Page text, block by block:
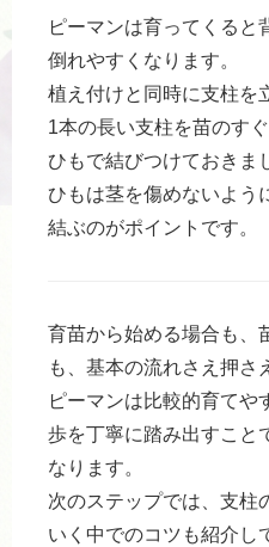
ピーマンは育ってくると
倒れやすくなります。
植え付けと同時に支柱を
1本の長い支柱を苗のす
ひもで結びつけておきま
ひもは茎を傷めないよう
結ぶのがポイントです。
育苗から始める場合も、
も、基本の流れさえ押さ
ピーマンは比較的育てや
歩を丁寧に踏み出すこと
なります。
次のステップでは、支柱
いく中でのコツも紹介し